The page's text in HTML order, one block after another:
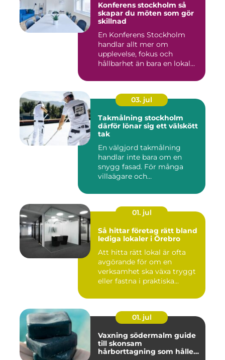
Konferens stockholm så
skapar du möten som gör
skillnad
En Konferens Stockholm
handlar allt mer om
upplevelse, fokus och
hållbarhet än bara en lokal
03. jul
Takmålning stockholm
därför lönar sig ett välskött
tak
En välgjord takmålning
handlar inte bara om en
snygg fasad. För många
villaägare och
01. jul
Så hittar företag rätt bland
lediga lokaler i Örebro
Att hitta rätt lokal är ofta
avgörande för om en
verksamhet ska växa tryggt
eller fastna i praktiska...
01. jul
Vaxning södermalm guide
till skonsam
hårborttagning som håller